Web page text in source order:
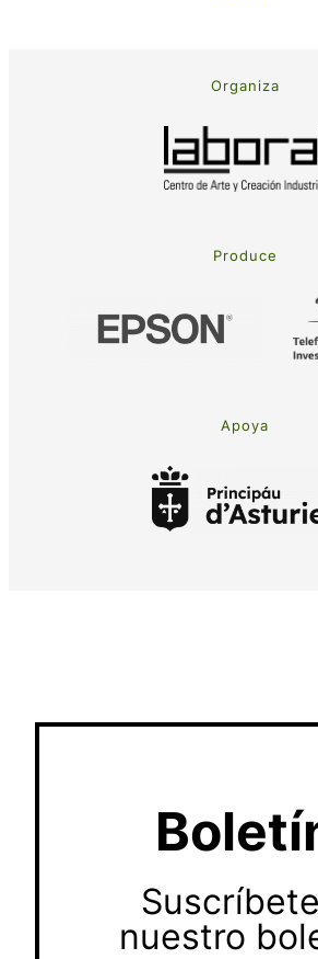
Organiza
Produce
Apoya
nuestro